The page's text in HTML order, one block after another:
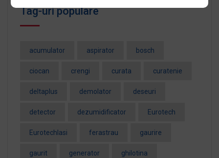
Tag-uri populare
acumulator aspirator bosch
ciocan crengi curata curatenie
deltaplus demolator deseuri
detector dezumidificator Eurotech
EurotechIasi ferastrau gaurire
gaurit generator ghilotina